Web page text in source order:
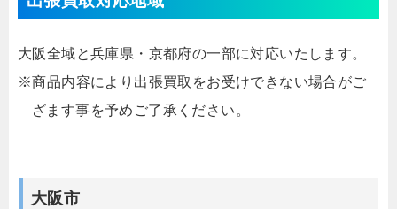
大阪全域と兵庫県・京都府の一部に対応いたします。
※商品内容により出張買取をお受けできない場合がご
ざます事を予めご了承ください。
大阪市